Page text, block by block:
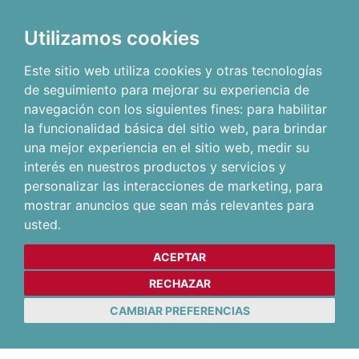
Utilizamos cookies
Este sitio web utiliza cookies y otras tecnologías
de seguimiento para mejorar su experiencia de
navegación con los siguientes fines: para habilitar
la funcionalidad básica del sitio web, para brindar
una mejor experiencia en el sitio web, medir su
interés en nuestros productos y servicios y
personalizar las interacciones de marketing, para
mostrar anuncios que sean más relevantes para
usted.
ACEPTAR
RECHAZAR
CAMBIAR PREFERENCIAS